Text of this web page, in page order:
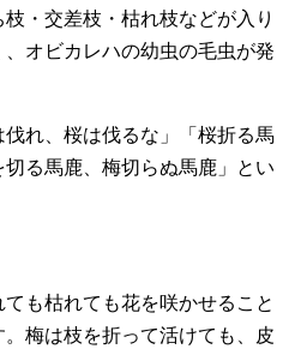
・交差枝・枯れ枝などが入り
オビカレハの幼虫の毛虫が発
れ、桜は伐るな」「桜折る馬
る馬鹿、梅切らぬ馬鹿」とい
ても枯れても花を咲かせること
梅は枝を折って活けても、皮